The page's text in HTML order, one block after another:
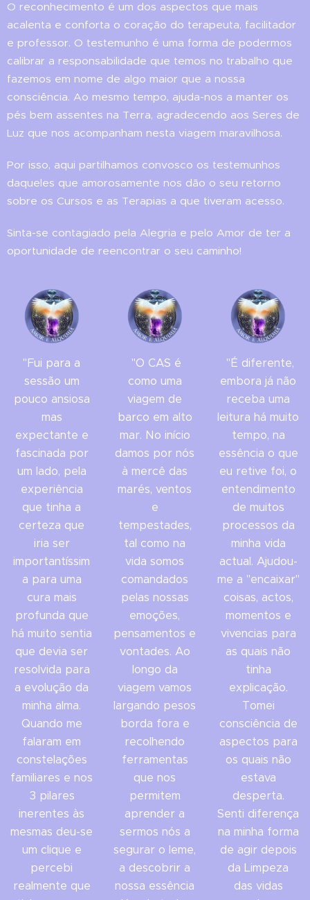
O reconhecimento é um dos aspectos que mais
acalenta e conforta o coração do terapeuta, facilitador
e professor. O testemunho é uma forma de podermos
calibrar a responsabilidade que temos no trabalho que
fazemos em nome de algo maior que a nossa
consciência. Ao mesmo tempo, ajuda-nos a manter os
pés bem assentes na Terra, agradecendo aos Seres de
Luz que nos acompanham nesta viagem maravilhosa.
Por isso, aqui partilhamos convosco os testemunhos
daqueles que amorosamente nos dão o seu retorno
sobre os Cursos e as Terapias a que tiveram acesso.
Sinta-se contagiado pela Alegria e pelo Amor de ter a
oportunidade de reencontrar o seu caminho!
"Fui para a
sessão um
pouco ansiosa
mas
expectante e
fascinada por
um lado, pela
experiência
que tinha a
certeza que
iria ser
importantíssim
a para uma
cura mais
profunda que
há muito sentia
que devia ser
resolvida para
a evolução da
minha alma.
Quando me
falaram em
constelações
familiares e nos
3 pilares
inerentes às
mesmas deu-se
um clique e
percebi
realmente que
"O CAS é
como uma
viagem de
barco em alto
mar. No início
damos por nós
à mercê das
marés, ventos
e
tempestades,
tal como na
vida somos
comandados
pelas nossas
emoções,
pensamentos e
vontades. Ao
longo da
viagem vamos
largando pesos
borda fora e
recolhendo
ferramentas
que nos
permitem
aprender a
sermos nós a
segurar o leme,
a descobrir a
nossa essência
"É diferente,
embora já não
receba uma
leitura há muito
tempo, na
essência o que
eu retive foi, o
entendimento
de muitos
processos da
minha vida
actual. Ajudou-
me a "encaixar"
coisas, actos,
momentos e
vivencias para
as quais não
tinha
explicação.
Tomei
consciência de
aspectos para
os quais não
estava
desperta.
Senti diferença
na minha forma
de agir depois
da Limpeza
das vidas